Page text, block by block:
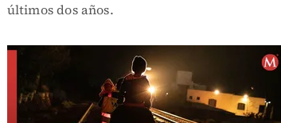
últimos dos años.